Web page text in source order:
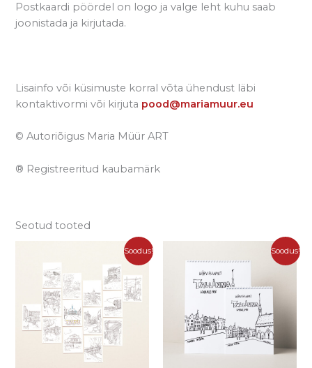
Postkaardi pöördel on logo ja valge leht kuhu saab
joonistada ja kirjutada.
Lisainfo või küsimuste korral võta ühendust läbi
kontaktivormi või kirjuta pood@mariamuur.eu
© Autoriõigus Maria Müür ART
® Registreeritud kaubamärk
Seotud tooted
Soodus!
9,90 €.
Praegune
hind
on:
7,70 €.
Soodus!
oli:
15,00 €.
Praegune
hind
Sellel
tootel
mitu
varianti.
Valikuid
saab